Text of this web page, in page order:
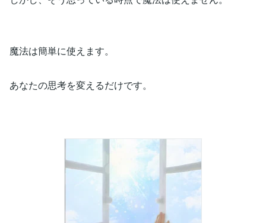
魔法は簡単に使えます。
あなたの思考を変えるだけです。